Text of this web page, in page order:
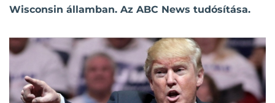
Wisconsin államban. Az ABC News tudósítása.